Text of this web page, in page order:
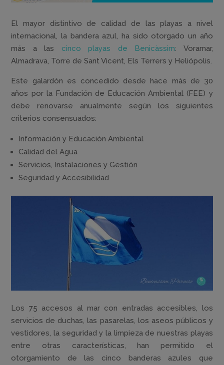
El mayor distintivo de calidad de las playas a nivel
internacional, la bandera azul, ha sido otorgado un año
más a las cinco playas de Benicàssim: Voramar,
Almadrava, Torre de Sant Vicent, Els Terrers y Heliópolis.
Este galardón es concedido desde hace más de 30
años por la Fundación de Educación Ambiental (FEE) y
debe renovarse anualmente según los siguientes
criterios consensuados:
Información y Educación Ambiental
Calidad del Agua
Servicios, Instalaciones y Gestión
Seguridad y Accesibilidad
Los 75 accesos al mar con entradas accesibles, los
servicios de duchas, las pasarelas, los aseos públicos y
vestidores, la seguridad y la limpieza de nuestras playas
entre otras características, han permitido el
otorgamiento de las cinco banderas azules que